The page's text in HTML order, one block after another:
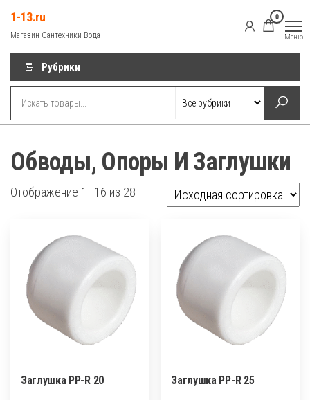
содержимому
1-13.ru
Магазин Сантехники Вода
0
Меню
Рубрики
Обводы, Опоры И Заглушки
Отображение 1–16 из 28
Заглушка PP-R 20 Заглушка PP-R 25